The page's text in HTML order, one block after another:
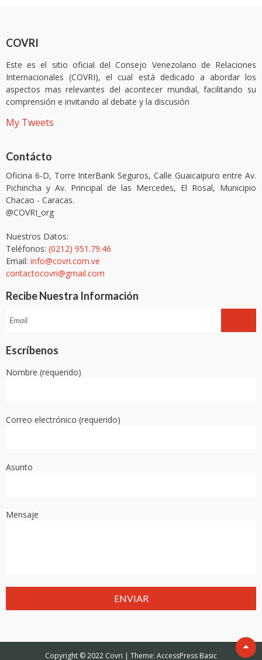
COVRI
Este es el sitio oficial del Consejo Venezolano de Relaciones
Internacionales (COVRI), el cual está dedicado a abordar los
aspectos mas relevantes del acontecer mundial, facilitando su
comprensión e invitando al debate y la discusión
My Tweets
Contácto
Oficina 6-D, Torre InterBank Seguros, Calle Guaicaipuro entre Av.
Pichincha y Av. Principal de las Mercedes, El Rosal, Municipio
Chacao - Caracas.
@COVRI_org
Nuestros Datos:
Teléfonos: (0212) 951.79.46
Email: info@covri.com.ve
contactocovri@gmail.com
Recibe Nuestra Información
Escríbenos
Nombre (requerido)
Correo electrónico (requerido)
Asunto
Mensaje
Copyright © 2022 Covri | Theme: AccessPress Basic